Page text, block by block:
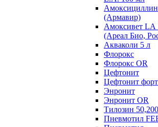
(Армавир)
Амоксивет LA
(Ареал Био,
Акваколи 5 л
Флорокс
Флорокс OR
Цефтонит
Цефтонит
Энронит
Энронит OR
Тилозин 50,200
Пневмотил